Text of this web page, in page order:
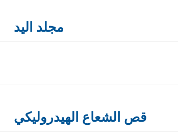
مجلد اليد
قص الشعاع الهيدروليكي